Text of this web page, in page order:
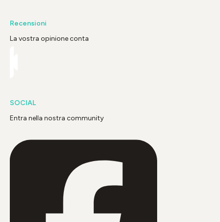
Recensioni
La vostra opinione conta
SOCIAL
Entra nella nostra community